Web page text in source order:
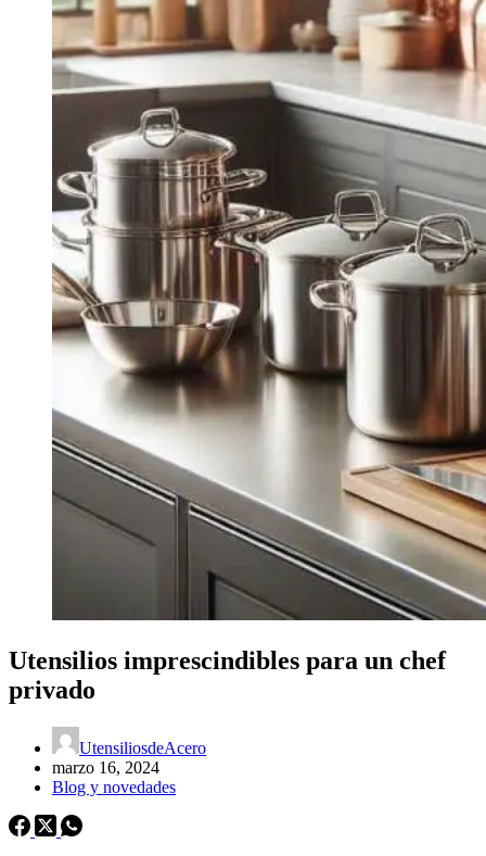
Utensilios imprescindibles para un chef
privado
UtensiliosdeAcero
marzo 16, 2024
Blog y novedades